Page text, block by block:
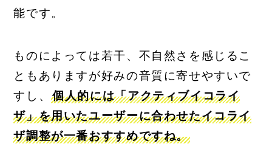
能です。
ものによっては若干、不自然さを感じるこ
ともありますが好みの音質に寄せやすいで
すし、個人的には「アクティブイコライ
ザ」を用いたユーザーに合わせたイコライ
ザ調整が一番おすすめですね。